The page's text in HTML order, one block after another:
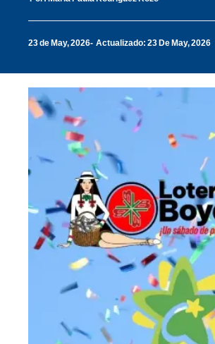
23 de May, 2026 Actualizado: 23 De May, 2026